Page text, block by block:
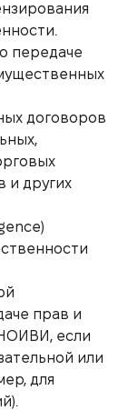
передаче
договоров
и других
прав и
если
или
для